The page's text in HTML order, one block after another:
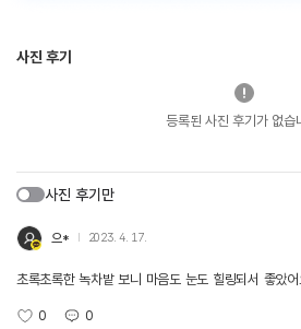
사진 후기
등록된 사진 후기가 없습
사진 후기만
으* 2023. 4. 17.
초록초록한 녹차밭 보니 마음도 눈도 힐링되서 좋았
0 0